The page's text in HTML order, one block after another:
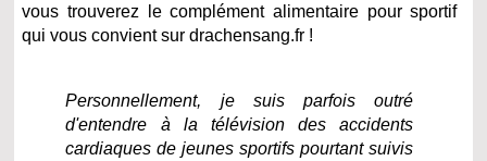
vous trouverez le complément alimentaire pour sportif
qui vous convient sur drachensang.fr !
Personnellement, je suis parfois outré
d'entendre à la télévision des accidents
cardiaques de jeunes sportifs pourtant suivis